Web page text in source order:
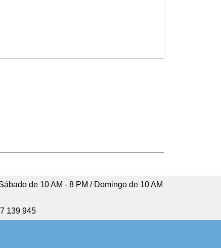
de 10 AM - 8 PM / Domingo de 10 AM
139 945